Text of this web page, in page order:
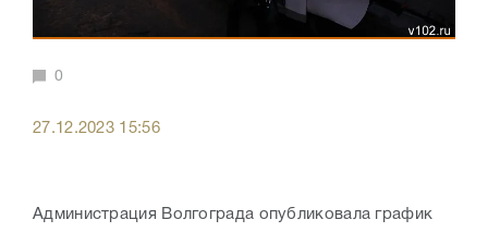
0
27.12.2023 15:56
Администрация Волгограда опубликовала график